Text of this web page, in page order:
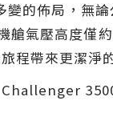
的佈局，無
氣壓高度僅
帶來更潔淨